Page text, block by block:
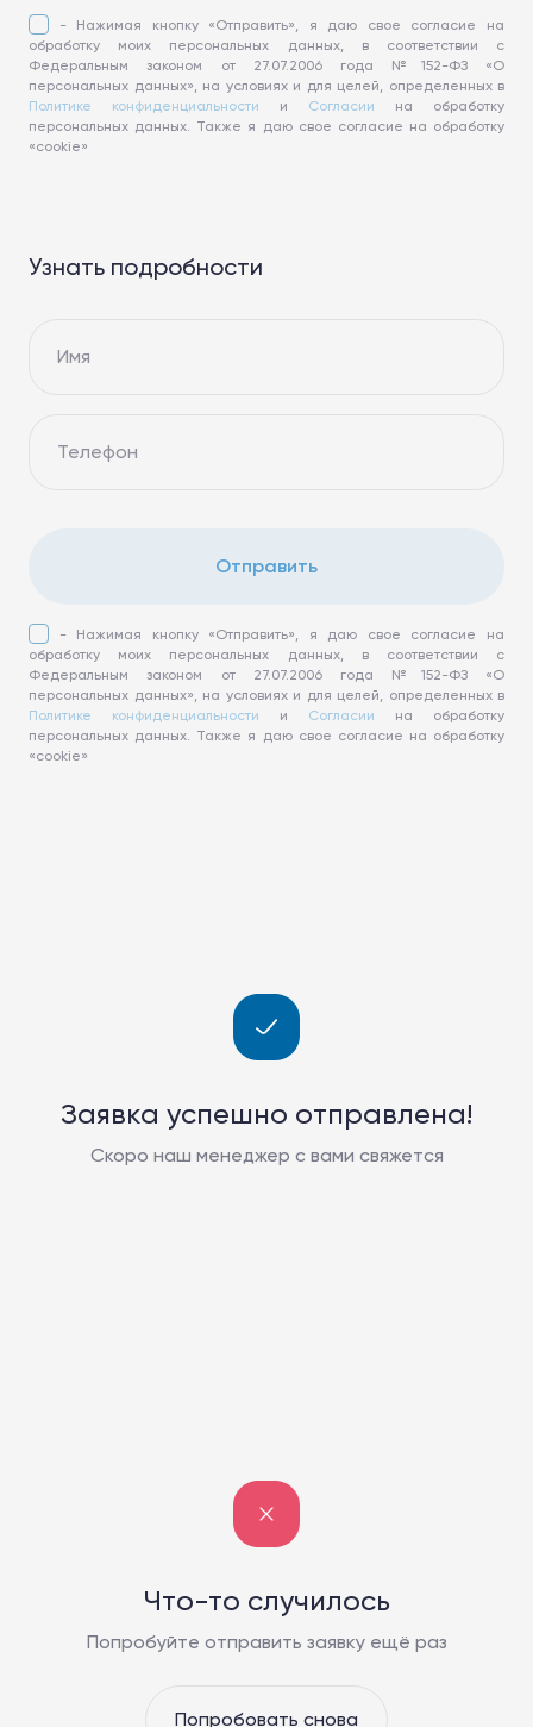
- Нажимая кнопку «Отправить», я даю свое согласие на
обработку моих персональных данных, в соответствии с
Федеральным законом от 27.07.2006 года №152-ФЗ «О
персональных данных», на условиях и для целей, определенных в
Политике конфиденциальности и Согласии на обработку
персональных данных. Также я даю свое согласие на обработку
«cookie»
Узнать подробности
Имя
Телефон
Отправить
- Нажимая кнопку «Отправить», я даю свое согласие на
обработку моих персональных данных, в соответствии с
Федеральным законом от 27.07.2006 года №152-ФЗ «О
персональных данных», на условиях и для целей, определенных в
Политике конфиденциальности и Согласии на обработку
персональных данных. Также я даю свое согласие на обработку
«cookie»
Заявка успешно отправлена!
Скоро наш менеджер с вами свяжется
Что-то случилось
Попробуйте отправить заявку ещё раз
Попробовать снова